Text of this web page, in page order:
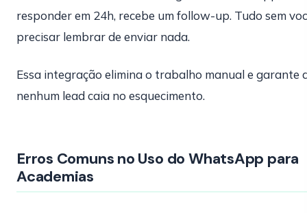
responder em 24h, recebe um follow-up. Tudo sem
precisar lembrar de enviar nada.
Essa integração elimina o trabalho manual e garante
nenhum lead caia no esquecimento.
Erros Comuns no Uso do WhatsApp para
Academias